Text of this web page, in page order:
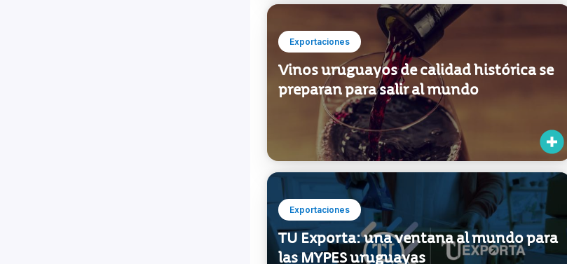
Exportaciones
Vinos uruguayos de calidad histórica se
preparan para salir al mundo
Exportaciones
TU Exporta: una ventana al mundo para
las MYPES uruguayas